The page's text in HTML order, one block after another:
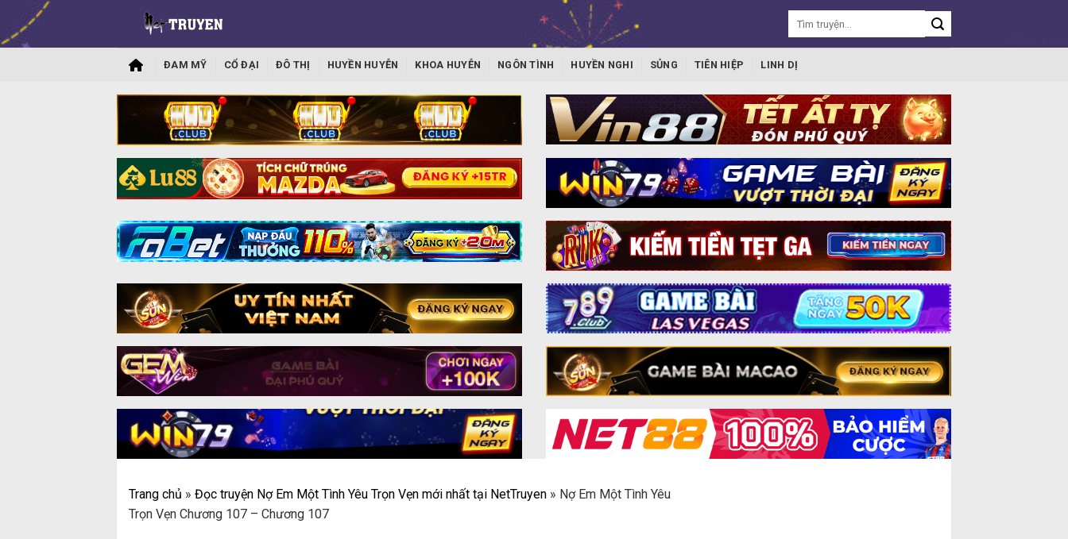
ĐAM MỸ CỔ ĐẠI ĐÔ THỊ HUYỀN HUYỄN KHOA HUYỄN NGÔN TÌNH HUYỀN NGHI SỦNG TIÊN HIỆP LINH DỊ
Trang chủ » Đọc truyện Nợ Em Một Tình Yêu Trọn Vẹn mới nhất tại NetTruyen » Nợ Em Một Tình Yêu
Trọn Vẹn Chương 107 – Chương 107